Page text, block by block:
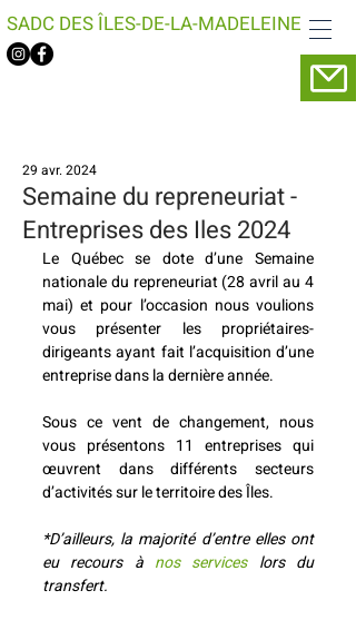
SADC DES ÎLES-DE-LA-MADELEINE
Semaine du repreneuriat -
Entreprises des Iles 2024
29 avr. 2024
Le Québec se dote d’une Semaine
nationale du repreneuriat (28 avril au 4
mai) et pour l’occasion nous voulions
vous présenter les propriétaires-
dirigeants ayant fait l’acquisition d’une
entreprise dans la dernière année.
Sous ce vent de changement, nous
vous présentons 11 entreprises qui
œuvrent dans différents secteurs
d’activités sur le territoire des Îles.
*D’ailleurs, la majorité d’entre elles ont
eu recours à nos services lors du
transfert.